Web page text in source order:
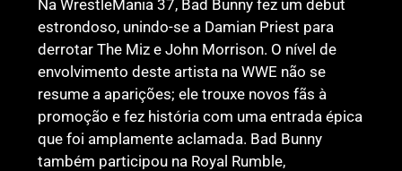
Na WrestleMania 37, Bad Bunny fez um debut
estrondoso, unindo-se a Damian Priest para
derrotar The Miz e John Morrison. O nível de
envolvimento deste artista na WWE não se
resume a aparições; ele trouxe novos fãs à
promoção e fez história com uma entrada épica
que foi amplamente aclamada. Bad Bunny
também participou na Royal Rumble,